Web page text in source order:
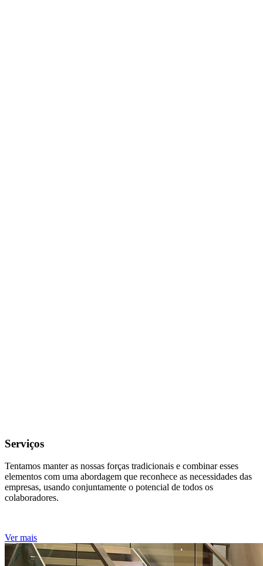
Serviços
Tentamos manter as nossas forças tradicionais e combinar esses
elementos com uma abordagem que reconhece as necessidades das
empresas, usando conjuntamente o potencial de todos os
colaboradores.
Ver mais